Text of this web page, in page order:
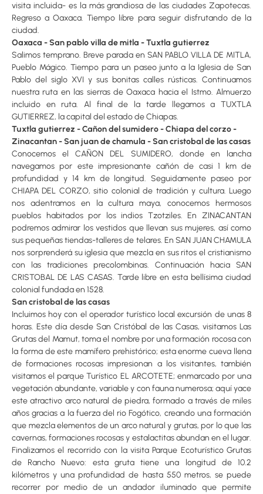
visita incluida- es la más grandiosa de las ciudades Zapotecas.
Regreso a Oaxaca. Tiempo libre para seguir disfrutando de la
ciudad.
Oaxaca - San pablo villa de mitla - Tuxtla gutierrez
Salimos temprano. Breve parada en SAN PABLO VILLA DE MITLA,
Pueblo Mágico. Tiempo para un paseo junto a la Iglesia de San
Pablo del siglo XVI y sus bonitas calles rústicas. Continuamos
nuestra ruta en las sierras de Oaxaca hacia el Istmo. Almuerzo
incluido en ruta. Al final de la tarde llegamos a TUXTLA
GUTIERREZ, la capital del estado de Chiapas.
Tuxtla gutierrez - Cañon del sumidero - Chiapa del corzo -
Zinacantan - San juan de chamula - San cristobal de las casas
Conocemos el CAÑON DEL SUMIDERO, donde en lancha
navegamos por este impresionante cañón de casi 1 km de
profundidad y 14 km de longitud. Seguidamente paseo por
CHIAPA DEL CORZO, sitio colonial de tradición y cultura. Luego
nos adentramos en la cultura maya, conocemos hermosos
pueblos habitados por los indios Tzotziles. En ZINACANTAN
podremos admirar los vestidos que llevan sus mujeres, así como
sus pequeñas tiendas-talleres de telares. En SAN JUAN CHAMULA
nos sorprenderá su iglesia que mezcla en sus ritos el cristianismo
con las tradiciones precolombinas. Continuación hacia SAN
CRISTOBAL DE LAS CASAS. Tarde libre en esta bellísima ciudad
colonial fundada en 1528.
San cristobal de las casas
Incluimos hoy con el operador turístico local excursión de unas 8
horas. Este día desde San Cristóbal de las Casas, visitamos Las
Grutas del Mamut, toma el nombre por una formación rocosa con
la forma de este mamífero prehistórico; esta enorme cueva llena
de formaciones rocosas impresionan a los visitantes, también
visitamos el parque Turístico EL ARCOTETE; enmarcado por una
vegetación abundante, variable y con fauna numerosa; aquí yace
este atractivo arco natural de piedra, formado a través de miles
años gracias a la fuerza del rio Fogótico, creando una formación
que mezcla elementos de un arco natural y grutas, por lo que las
cavernas, formaciones rocosas y estalactitas abundan en el lugar.
Finalizamos el recorrido con la visita Parque Ecoturístico Grutas
de Rancho Nuevo: esta gruta tiene una longitud de 10.2
kilómetros y una profundidad de hasta 550 metros, se puede
recorrer por medio de un andador iluminado que permite